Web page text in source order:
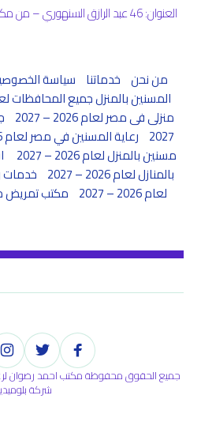
العنوان: 46 عبد الرازق السنهوري – من مكرم عبيد – مدينة نصر – القاهرة
من نحن خدماتنا سياسة
المسنين بالمنزل جميع المحافظات لعام 2026 –
منزلى فى مصر لعام 2026 – 2027
2027 رعاية المسنين في مصر لعام 2026 – 2027
مسنين بالمنزل لعام 2026 – 2027
بالمنازل لعام 2026 – 2027
خدمات
لعام 2026 – 2027
مكتب تمريض منزلي
جميع الحقوق محفوظة مكتب احمد رضوان
شركة